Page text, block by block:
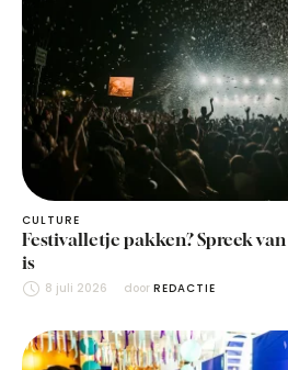
CULTURE
Festivalletje pakken? Spreek
is
8 juli 2026 door REDACTIE